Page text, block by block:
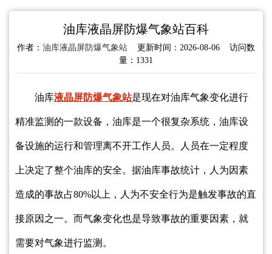
油库液晶屏防爆气象站百科
作者： 油库液晶屏防爆气象站 更新时间：2026-08-06 访问数
量：1331
油库液晶屏防爆气象站是现在对油库气象变化进行
精准监测的一款设备，油库是一个很复杂系统，油库设
备设施的运行和管理离不开工作人员。人员在一定程度
上决定了整个油库的安全。据油库事故统计，人为因素
造成的事故占80%以上，人为不安全行为是触发事故的直
接原因之一。而气象变化也是导致事故的重要因素，就
需要对气象进行监测。